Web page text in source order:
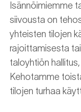
Isännöimiemme
siivousta on
yhteisten tilojen
rajoittamisesta
taloyhtiön
Kehotamme
tilojen turhaa